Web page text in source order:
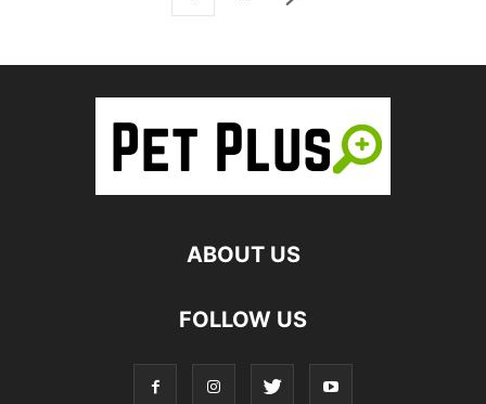
ABOUT US
FOLLOW US